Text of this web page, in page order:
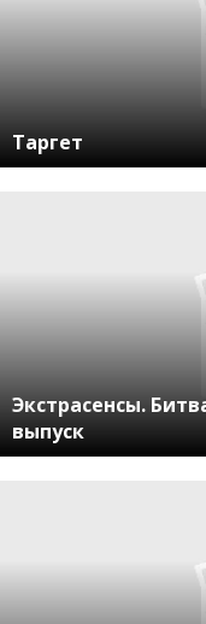
Таргет
Экстрасенсы.
выпуск